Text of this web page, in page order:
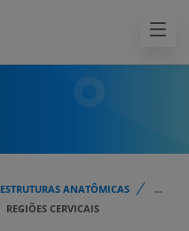
ESTRUTURAS ANATÔMICAS
...
REGIÕES CERVICAIS